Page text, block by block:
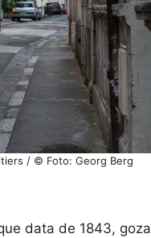
/ © Foto: Georg Berg
data de 1843, goza